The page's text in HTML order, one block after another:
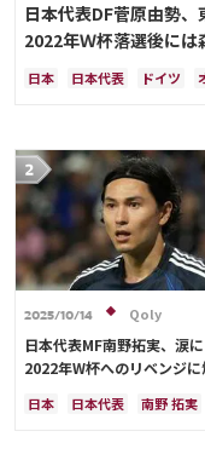
日本代表DF菅原由勢
2022年Ｗ杯落選後に
難しかった」
日本 日本代表 ドイツ
2025/10/14 Qoly
日本代表MF南野拓実、涙
2022年W杯へのリベンジに
ー人生をかけた戦い」
日本 日本代表
南野 拓実